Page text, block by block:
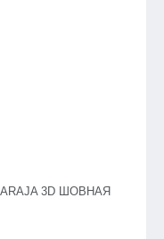
3D ШОВНАЯ